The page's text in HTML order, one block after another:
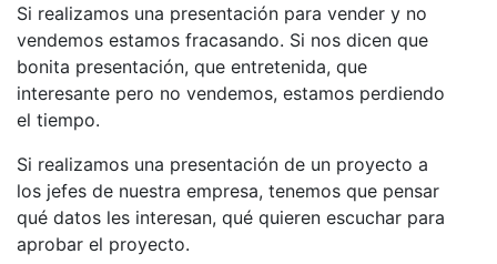
Si realizamos una presentación para vender y no
vendemos estamos fracasando. Si nos dicen que
bonita presentación, que entretenida, que
interesante pero no vendemos, estamos perdiendo
el tiempo.
Si realizamos una presentación de un proyecto a
los jefes de nuestra empresa, tenemos que pensar
qué datos les interesan, qué quieren escuchar para
aprobar el proyecto.